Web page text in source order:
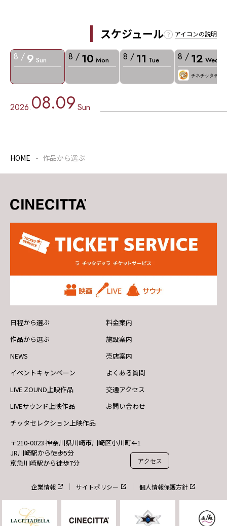
スケジュール アイコンの説明
8 / 9 Sun 8 / 10 Mon 8 / 11 Tue 8 / 12 Wed
チネチッタデー
2026.08.09 Sun
HOME 作品から選ぶ
〒210-0023 神奈川県川崎市川崎区小川町4-1
JR川崎駅から徒歩5分
京急川崎駅から徒歩7分
アクセス
日程から選ぶ
作品から選ぶ
NEWS
イベントキャンペーン
LIVE ZOUND上映作品
LIVEサウンド上映作品
チッタセレクション上映作品
料金案内
施設案内
売店案内
よくある質問
交通アクセス
お問い合わせ
企業情報 サイトポリシー 個人情報保護方針